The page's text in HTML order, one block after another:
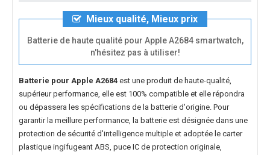
Mieux qualité, Mieux prix
Batterie de haute qualité pour Apple A2684 smartwatch,
n'hésitez pas à utiliser!
Batterie pour Apple A2684 est une produit de haute-qualité,
supérieur performance, elle est 100% compatible et elle répondra
ou dépassera les spécifications de la batterie d'origine. Pour
garantir la meillure performance, la batterie est désignée dans une
protection de sécurité d'intelligence multiple et adoptée le carter
plastique ingifugeant ABS, puce IC de protection originale,